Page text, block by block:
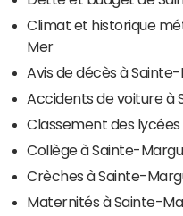
Climat et historique
Mer
Avis de décès à
Accidents de voiture
Classement des
Collège à Sainte-
Crèches à Sainte-
Maternités à Sainte-